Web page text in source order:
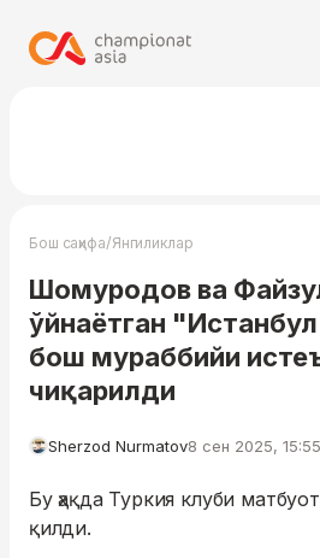
Бош саҳифа/Янгиликлар
Шомуродов ва
ўйнаётган
бош мураббийи
чиқарилди
Sherzod Nurmatov8 сен 2025, 15:55
Бу ҳақда Туркия клуби
қилди.